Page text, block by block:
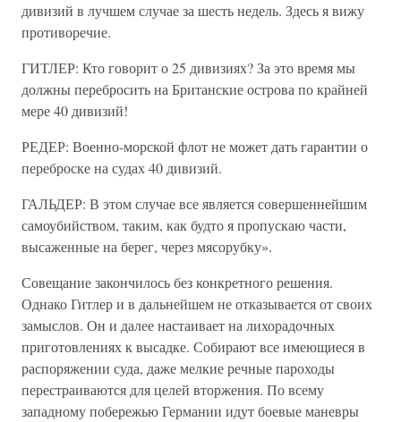
дивизий в лучшем случае за шесть недель. Здесь я вижу
противоречие.
ГИТЛЕР: Кто говорит о 25 дивизиях? За это время мы
должны перебросить на Британские острова по крайней
мере 40 дивизий!
РЕДЕР: Военно-морской флот не может дать гарантии о
переброске на судах 40 дивизий.
ГАЛЬДЕР: В этом случае все является совершеннейшим
самоубийством, таким, как будто я пропускаю части,
высаженные на берег, через мясорубку».
Совещание закончилось без конкретного решения.
Однако Гитлер и в дальнейшем не отказывается от своих
замыслов. Он и далее настаивает на лихорадочных
приготовлениях к высадке. Собирают все имеющиеся в
распоряжении суда, даже мелкие речные пароходы
перестраиваются для целей вторжения. По всему
западному побережью Германии идут боевые маневры